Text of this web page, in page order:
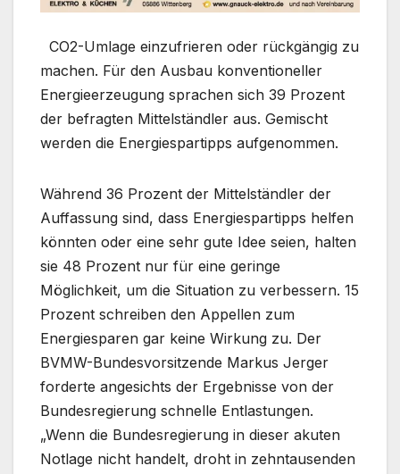
CO2-Umlage einzufrieren oder rückgängig zu
machen. Für den Ausbau konventioneller
Energieerzeugung sprachen sich 39 Prozent
der befragten Mittelständler aus. Gemischt
werden die Energiespartipps aufgenommen.
Während 36 Prozent der Mittelständler der
Auffassung sind, dass Energiespartipps helfen
könnten oder eine sehr gute Idee seien, halten
sie 48 Prozent nur für eine geringe
Möglichkeit, um die Situation zu verbessern. 15
Prozent schreiben den Appellen zum
Energiesparen gar keine Wirkung zu. Der
BVMW-Bundesvorsitzende Markus Jerger
forderte angesichts der Ergebnisse von der
Bundesregierung schnelle Entlastungen.
„Wenn die Bundesregierung in dieser akuten
Notlage nicht handelt, droht in zehntausenden